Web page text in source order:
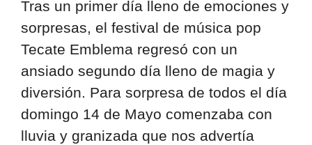
Tras un primer día lleno de emociones y
sorpresas, el festival de música pop
Tecate Emblema regresó con un
ansiado segundo día lleno de magia y
diversión. Para sorpresa de todos el día
domingo 14 de Mayo comenzaba con
lluvia y granizada que nos advertía